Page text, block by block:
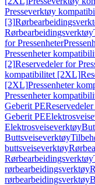
Presseverktøy
[3]
Rørbearbeidingsverktøy
for Pressenheter
Pressenheter
[2]Reservedeler for
kompatibilitet [2XL]
[2XL]Pressenheter
Pressenheter
Geberit PE
Geberit PE
Elektrosveiseverktøy
Buttsveiseverktøy
buttsveiseverktøy
Rørbearbeidingsverktøy
rørbearbeidingsverktøy
rørbearbeidingsverktøy